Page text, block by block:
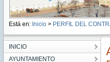
Está en: Inicio > PERFIL DEL
INICIO
AYUNTAMIENTO